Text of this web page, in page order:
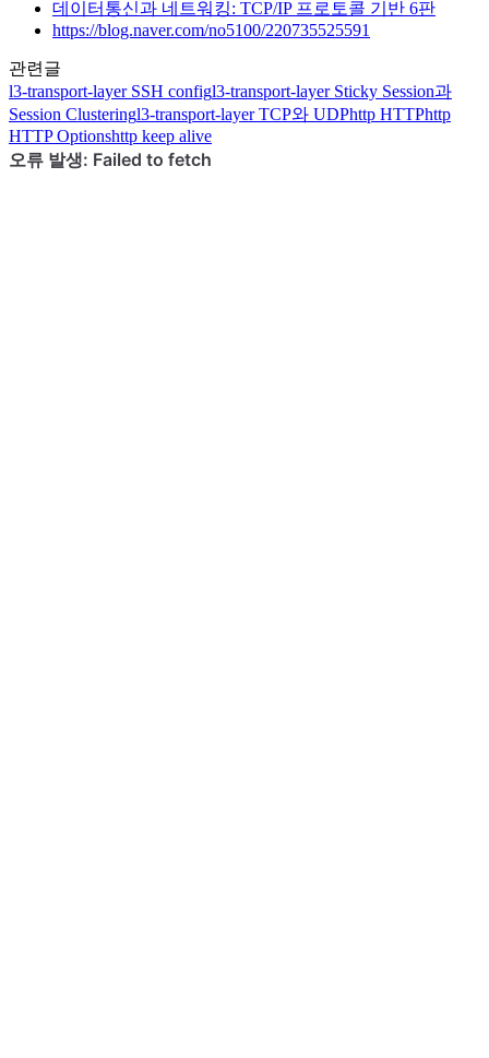
데이터통신과 네트워킹: TCP/IP 프로토콜 기반 6판
https://blog.naver.com/no5100/220735525591
관련글
l3-transport-layer SSH configl3-transport-layer Sticky Session과
Session Clusteringl3-transport-layerTCP와 UDPhttp HTTPhttp
HTTP Optionshttp keep alive